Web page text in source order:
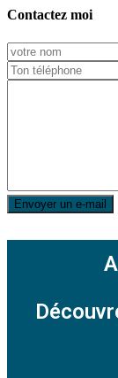
Contactez moi